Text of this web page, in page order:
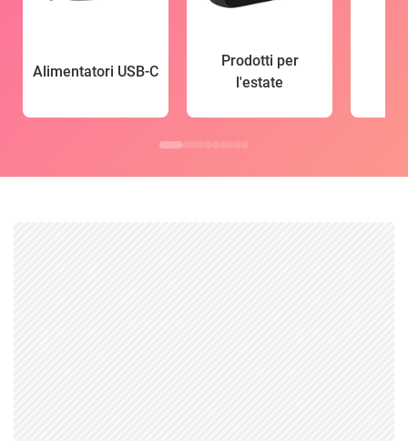
Alimentatori USB-C
Prodotti per
l'estate